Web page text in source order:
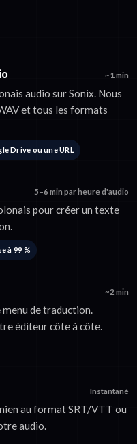
~1 min
audio sur Sonix. Nous
et tous les formats
Drive ou une URL
5–6 min par heure d'audio
pour créer un texte
à 99 %
~2 min
menu de traduction.
éditeur côte à côte.
Instantané
au format SRT/VTT ou
audio.